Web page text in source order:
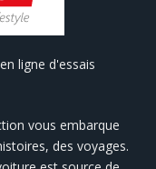
ligne d'essais
vous embarque
des voyages.